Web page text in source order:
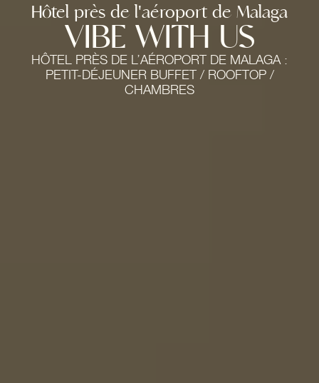
Hôtel près de l'aéroport de Malaga
VIBE WITH US
HÔTEL PRÈS DE L’AÉROPORT DE MALAGA :
PETIT-DÉJEUNER BUFFET/ ROOFTOP/
CHAMBRES